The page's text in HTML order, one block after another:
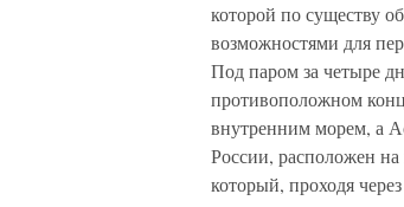
которой по существу
возможностями для
Под паром за четыре
противоположном
внутренним морем, а
России, расположен
который, проходя